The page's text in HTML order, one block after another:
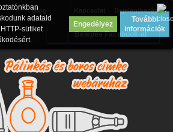
Bejelentkezés
Blog
Belépés Facebook-al
adataid
sütiket
Engedélyez
További
információk